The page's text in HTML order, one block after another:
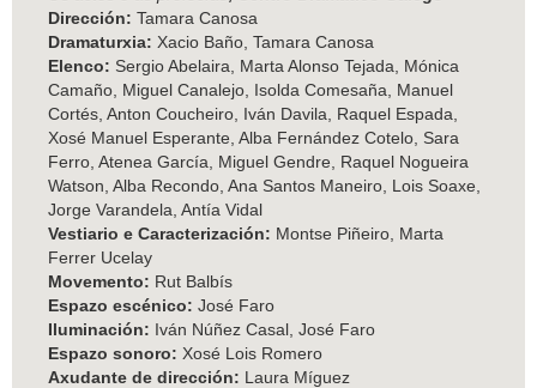
Dirección: Tamara Canosa
Dramaturxia: Xacio Baño, Tamara Canosa
Elenco: Sergio Abelaira, Marta Alonso Tejada, Mónica
Camaño, Miguel Canalejo, Isolda Comesaña, Manuel
Cortés, Anton Coucheiro, Iván Davila, Raquel Espada,
Xosé Manuel Esperante, Alba Fernández Cotelo, Sara
Ferro, Atenea García, Miguel Gendre, Raquel Nogueira
Watson, Alba Recondo, Ana Santos Maneiro, Lois Soaxe,
Jorge Varandela, Antía Vidal
Vestiario e Caracterización: Montse Piñeiro, Marta
Ferrer Ucelay
Movemento: Rut Balbís
Espazo escénico: José Faro
Iluminación: Iván Núñez Casal, José Faro
Espazo sonoro: Xosé Lois Romero
Axudante de dirección: Laura Míguez